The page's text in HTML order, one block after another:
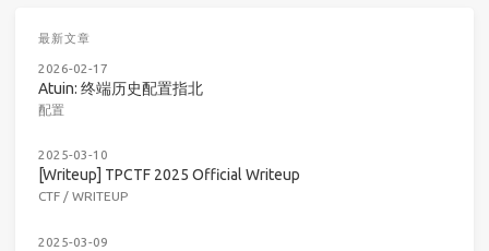
最新文章
2026-02-17
Atuin: 终端历史配置指北
配置
2025-03-10
[Writeup] TPCTF 2025 Official Writeup
CTF / WRITEUP
2025-03-09